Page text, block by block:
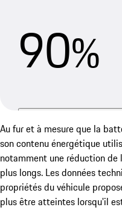
90%
La capacité
haute tension
Méthode de
Au fur et à mesure que la
son contenu énergétique
notamment une réduction
plus longs. Les données
propriétés du véhicule
plus être atteintes lorsqu'il